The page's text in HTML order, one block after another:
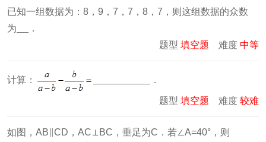
已知一组数据为：8，9，7，7，8，7，则这组数据的众数
为
．
题型 填空题 难度 中等
计算： ．
题型 填空题 难度 较难
如图，AB∥CD，AC⊥BC，垂足为C．若∠A=40°，则